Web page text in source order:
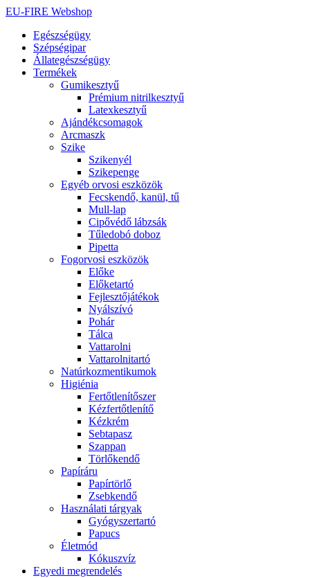
Ugrás
tartalomhoz
EU-FIRE Webshop
Egészségügy
Szépségipar
Állategészségügy
Termékek
Gumikesztyű
Prémium nitrilkesztyű
Latexkesztyű
Ajándékcsomagok
Arcmaszk
Szike
Szikenyél
Szikepenge
Egyéb orvosi eszközök
Fecskendő, kanül, tű
Mull-lap
Cipővédő lábzsák
Tűledobó doboz
Pipetta
Fogorvosi eszközök
Előke
Előketartó
Fejlesztőjátékok
Nyálszívó
Pohár
Tálca
Vattarolni
Vattarolnitartó
Natúrkozmentikumok
Higiénia
Fertőtlenítőszer
Kézfertőtlenítő
Kézkrém
Sebtapasz
Szappan
Törlőkendő
Papíráru
Papírtörlő
Zsebkendő
Használati tárgyak
Gyógyszertartó
Papucs
Életmód
Kókuszvíz
Egyedi megrendelés